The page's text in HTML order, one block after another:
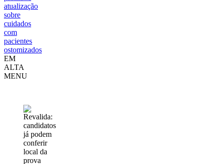
atualização
sobre
cuidados
com
pacientes
ostomizados
EM
ALTA
MENU